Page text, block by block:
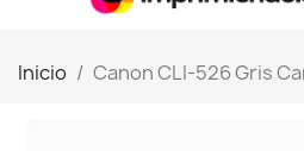
Inicio Canon CLI-526 Gris